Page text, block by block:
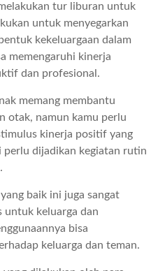
tur liburan untuk
untuk menyegarkan
kekeluargaan dalam
memengaruhi kinerja
dan profesional.
memang membantu
otak, namun kamu perlu
kinerja positif yang
dijadikan kegiatan rutin
baik ini juga sangat
untuk keluarga dan
bisa
keluarga dan teman.